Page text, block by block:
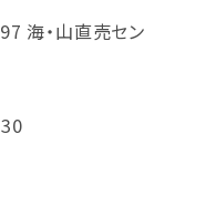
海・山直売セン